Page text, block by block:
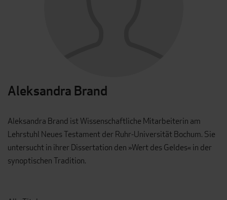
Aleksandra Brand
Aleksandra Brand ist Wissenschaftliche Mitarbeiterin am
Lehrstuhl Neues Testament der Ruhr-Universität Bochum. Sie
untersucht in ihrer Dissertation den »Wert des Geldes« in der
synoptischen Tradition.